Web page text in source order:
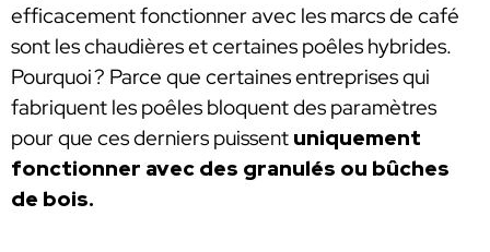
efficacement fonctionner avec les marcs de café
sont les chaudières et certaines poêles hybrides.
Pourquoi ? Parce que certaines entreprises qui
fabriquent les poêles bloquent des paramètres
pour que ces derniers puissent uniquement
fonctionner avec des granulés ou bûches
de bois.